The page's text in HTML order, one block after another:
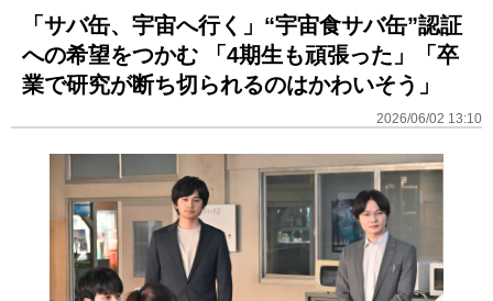
「サバ缶、宇宙へ行く」“宇宙食サバ缶”認証
への希望をつかむ 「4期生も頑張った」「卒
業で研究が断ち切られるのはかわいそう」
2026/06/02 13:10